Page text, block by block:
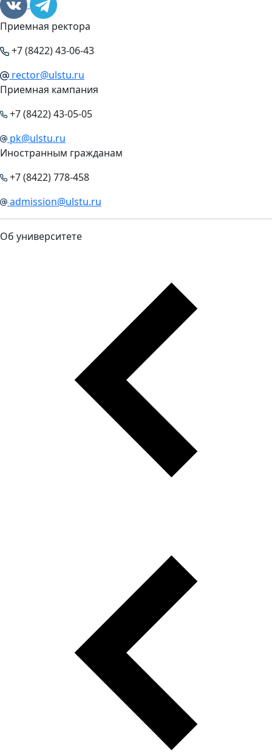
Приемная ректора
+7 (8422) 43-06-43
rector@ulstu.ru
Приемная кампания
+7 (8422) 43-05-05
pk@ulstu.ru
Иностранным гражданам
+7 (8422) 778-458
admission@ulstu.ru
Об университете